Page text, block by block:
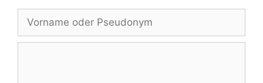
oder
Pseudonym